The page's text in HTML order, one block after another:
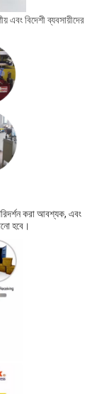
এবং বিদেশী ব্যবসায়ীদের
করা আবশ্যক, এবং
হবে।